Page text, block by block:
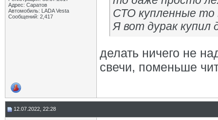
Адрес: Саратов
Автомобиль: LADA Vesta
Сообщений: 2,417
СТО купленные то
Я вот дурак купил
делать ничего не
свечи, поменьше
12.07.2022, 22:28